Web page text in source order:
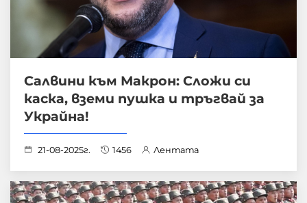
Салвини към Макрон: Сложи си
каска, вземи пушка и тръгвай за
Украйна!
21-08-2025г. 1456 Лентата